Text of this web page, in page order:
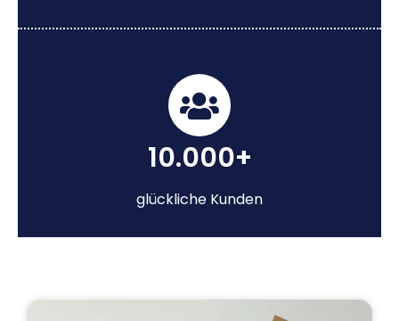
10.000+
glückliche Kunden